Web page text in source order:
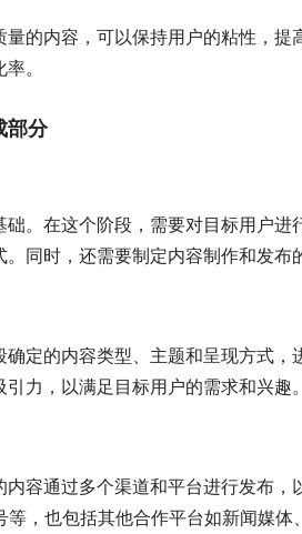
的内容，可以保持用户的粘性，
。
部分
。在这个阶段，需要对目标用户
同时，还需要制定内容制作和发布
定的内容类型、主题和呈现方式
力，以满足目标用户的需求和兴趣。
容通过多个渠道和平台进行发布
，也包括其他合作平台如新闻媒体